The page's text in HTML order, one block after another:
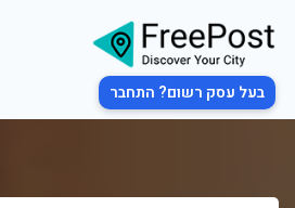
בעל עסק רשום? התחבר